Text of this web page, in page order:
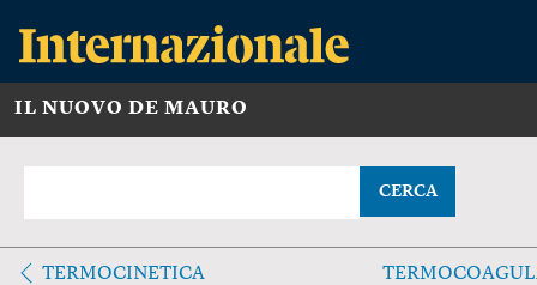
IL NUOVO DE MAURO
CERCA
TERMOCINETICA